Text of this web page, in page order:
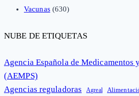
Vacunas(630)
NUBE DE ETIQUETAS
Agencia Española de Medicamentos
(AEMPS)
Agencias reguladoras
Agreal